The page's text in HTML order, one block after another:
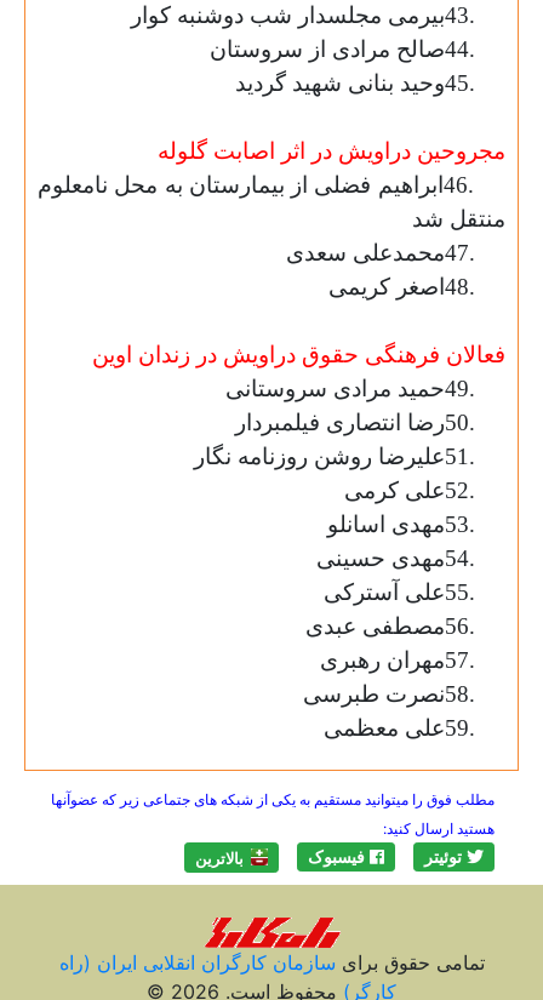
43.بیرمی مجلسدار شب دوشنبه کوار
44.صالح مرادی از سروستان
45.وحید بنانی شهید گردید
مجروحین دراویش در اثر اصابت گلوله
46.ابراهیم فضلی از بیمارستان به محل نامعلوم
منتقل شد
47.محمدعلی سعدی
48.اصغر کریمی
فعالان فرهنگی حقوق دراویش در زندان اوین
49.حمید مرادی سروستانی
50.رضا انتصاری فیلمبردار
51.علیرضا روشن روزنامه نگار
52.علی کرمی
53.مهدی اسانلو
54.مهدی حسینی
55.علی آسترکی
56.مصطفی عبدی
57.مهران رهبری
58.نصرت طبرسی
59.علی معظمی
مطلب فوق را میتوانید مستقیم به یکی از شبکه های جتماعی زیر که عضوآنها
هستید ارسال کنید:
توئیتر فیسبوک بالاترين
تمامی حقوق برای سازمان کارگران انقلابی ايران (راه
کارگر) محفوظ است. 2026 ©